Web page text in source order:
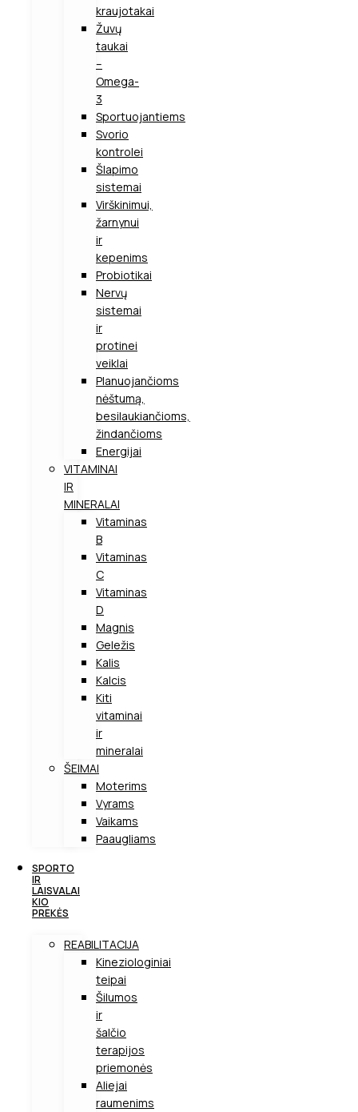
kraujotakai
Žuvų
taukai
–
Omega-
3
Sportuojantiems
Svorio
kontrolei
Šlapimo
sistemai
Virškinimui,
žarnynui
ir
kepenims
Probiotikai
Nervų
sistemai
ir
protinei
veiklai
Planuojančioms
nėštumą,
besilaukiančioms,
žindančioms
Energijai
VITAMINAI
IR
MINERALAI
Vitaminas
B
Vitaminas
C
Vitaminas
D
Magnis
Geležis
Kalis
Kalcis
Kiti
vitaminai
ir
mineralai
ŠEIMAI
Moterims
Vyrams
Vaikams
Paaugliams
SPORTO
IR
LAISVALAI
KIO
PREKĖS
REABILITACIJA
Kineziologiniai
teipai
Šilumos
ir
šalčio
terapijos
priemonės
Aliejai
raumenims